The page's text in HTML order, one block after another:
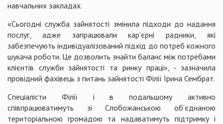
навчальних закладах.
«Сьогодні служба зайнятості змінила підходи до надання
послуг, адже запрацювали кар’єрні радники, які
забезпечують індивідуалізований підхід до потреб кожного
шукача роботи. Це дозволить знайти баланс між потребами
клієнтів служби зайнятості та ринку праці», - зазначила
провідний фахівець з питань зайнятості Філії Ірина Сембрат.
Спеціалісти Філії і в подальшому активно
співпрацюватимуть зі Слобожанською об’єднаною
територіальною громадою та надаватимуть підтримку і